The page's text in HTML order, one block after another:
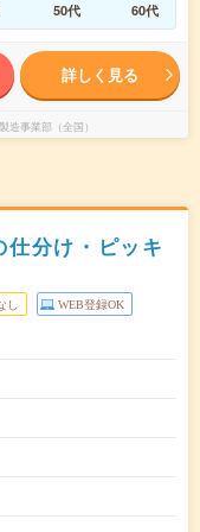
50代 60代
詳しく見る
事業部（全国）
仕分け・ピッキ
し WEB登録OK